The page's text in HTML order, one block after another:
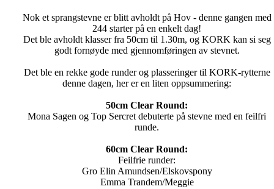
Nok et sprangstevne er blitt avholdt på Hov - denne gangen med
244 starter på en enkelt dag!
Det ble avholdt klasser fra 50cm til 1.30m, og KORK kan si seg
godt fornøyde med gjennomføringen av stevnet.
Det ble en rekke gode runder og plasseringer til KORK-rytterne
denne dagen, her er en liten oppsummering:
50cm Clear Round:
Mona Sagen og Top Sercret debuterte på stevne med en feilfri
runde.
60cm Clear Round:
Feilfrie runder:
Gro Elin Amundsen/Elskovspony
Emma Trandem/Meggie